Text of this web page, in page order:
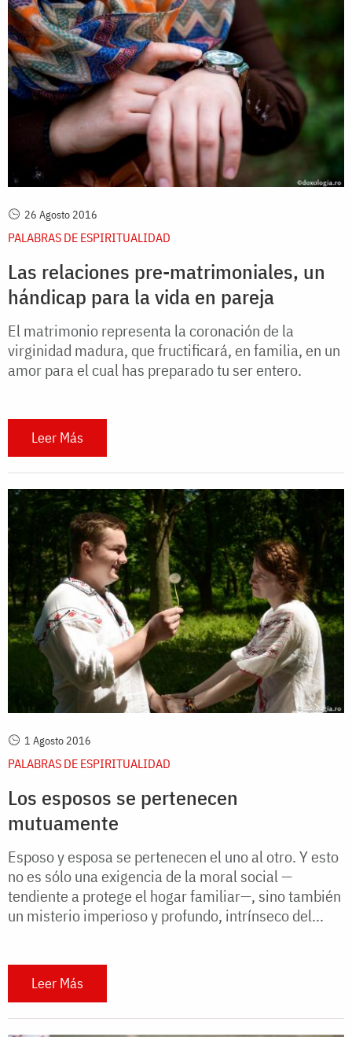
26 Agosto 2016
PALABRAS DE ESPIRITUALIDAD
Las relaciones pre-matrimoniales, un
hándicap para la vida en pareja
El matrimonio representa la coronación de la
virginidad madura, que fructificará, en familia, en un
amor para el cual has preparado tu ser entero.
Leer Más
1 Agosto 2016
PALABRAS DE ESPIRITUALIDAD
Los esposos se pertenecen
mutuamente
Esposo y esposa se pertenecen el uno al otro. Y esto
no es sólo una exigencia de la moral social —
tendiente a protege el hogar familiar—, sino también
un misterio imperioso y profundo, intrínseco del...
Leer Más